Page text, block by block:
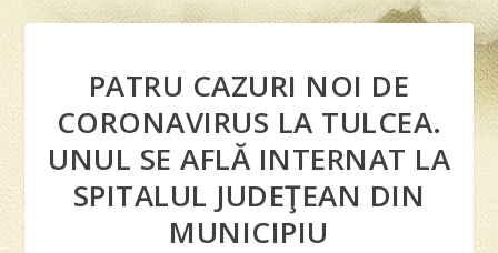
PATRU CAZURI NOI DE
CORONAVIRUS LA TULCEA.
UNUL SE AFLĂ INTERNAT LA
SPITALUL JUDEŢEAN DIN
MUNICIPIU